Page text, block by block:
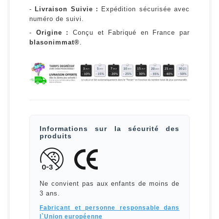
- Livraison Suivie :
Expédition sécurisée avec
numéro de suivi.
- Origine :
Conçu et Fabriqué en France par
blasonimmat®.
Informations sur la sécurité des
produits
Ne convient pas aux enfants de moins de
3 ans.
Fabricant et personne responsable dans
l`Union européenne